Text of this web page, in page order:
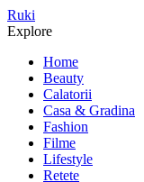
Meniu
Ruki
Cauta
Explore
Home
Beauty
Calatorii
Casa & Gradina
Fashion
Filme
Lifestyle
Retete